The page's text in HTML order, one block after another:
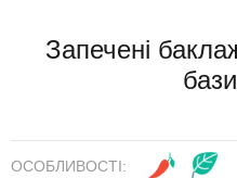
Запечені
ОСОБЛИВОСТІ: